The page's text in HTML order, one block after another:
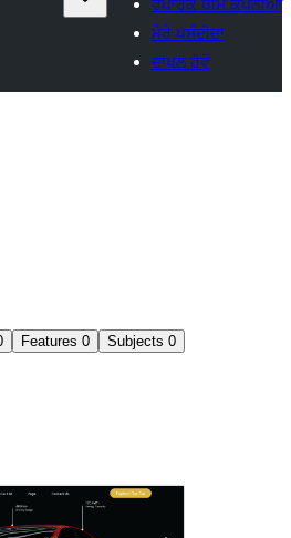
ਵਪਾਰਕ ਥੀਮ ਕੰਪਨੀਆਂ
ਮੇਰੇ ਪਸੰਦੀਦਾ
ਦਾਖਲ ਹੋਵੋ
Features 0 Subjects 0